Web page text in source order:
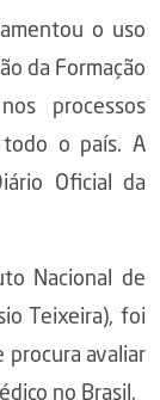
o uso
da Formação
processos
todo o país. A
Oficial da
Nacional de
Teixeira), foi
procura avaliar
no Brasil.